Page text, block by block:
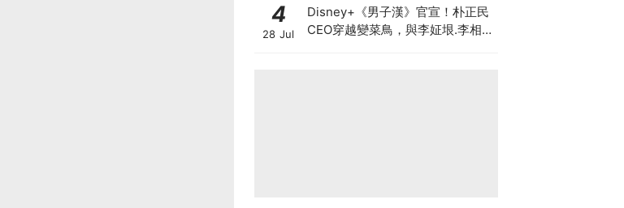
4
28 Jul
Disney+《男子漢》官宣！朴正民
CEO穿越變菜鳥，與李姃垠.李相